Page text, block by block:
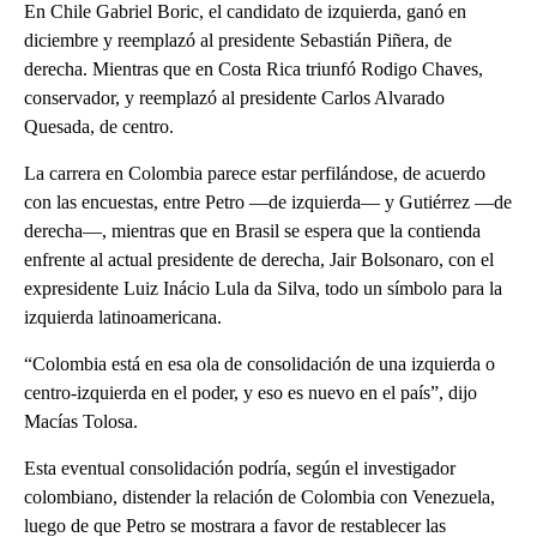
En Chile Gabriel Boric, el candidato de izquierda, ganó en
diciembre y reemplazó al presidente Sebastián Piñera, de
derecha. Mientras que en Costa Rica triunfó Rodigo Chaves,
conservador, y reemplazó al presidente Carlos Alvarado
Quesada, de centro.
La carrera en Colombia parece estar perfilándose, de acuerdo
con las encuestas, entre Petro —de izquierda— y Gutiérrez —de
derecha—, mientras que en Brasil se espera que la contienda
enfrente al actual presidente de derecha, Jair Bolsonaro, con el
expresidente Luiz Inácio Lula da Silva, todo un símbolo para la
izquierda latinoamericana.
“Colombia está en esa ola de consolidación de una izquierda o
centro-izquierda en el poder, y eso es nuevo en el país”, dijo
Macías Tolosa.
Esta eventual consolidación podría, según el investigador
colombiano, distender la relación de Colombia con Venezuela,
luego de que Petro se mostrara a favor de restablecer las